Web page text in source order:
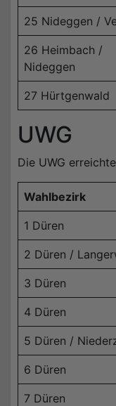
25 Nideggen /
26 Heimbach /
Nideggen
27 Hürtgenwald
UWG
Die UWG
Wahlbezirk
1 Düren
2 Düren /
3 Düren
4 Düren
5 Düren /
6 Düren
7 Düren